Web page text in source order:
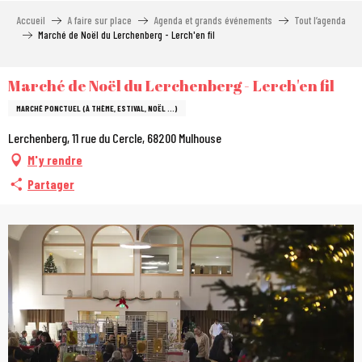
Accueil A faire sur place Agenda et grands événements
Tout l’agenda
Marché de Noël du Lerchenberg - Lerch'en fil
Marché de Noël du Lerchenberg - Lerch'en fil
MARCHÉ PONCTUEL (À THÈME, ESTIVAL, NOËL …)
Lerchenberg, 11 rue du Cercle, 68200 Mulhouse
M'y rendre
Partager